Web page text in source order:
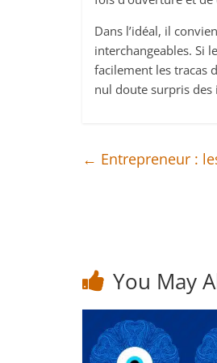
Dans l’idéal, il
interchangeables. Si
facilement les tracas
nul doute surpris
← Entrepreneur :
You May